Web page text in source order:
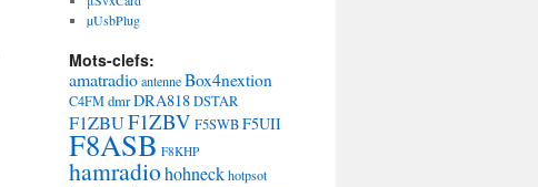
µUsbPlug
Mots-clefs:
amatradioantenneBox4nextion
C4FMdmrDRA818DSTAR
F1ZBUF1ZBV F5SWBF5UII
F8ASB F8KHP
hamradiohohneckhotpsot